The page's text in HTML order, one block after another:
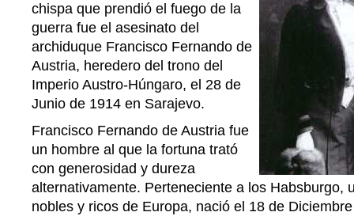
chispa que prendió el fuego de la
guerra fue el asesinato del
archiduque Francisco Fernando de
Austria, heredero del trono del
Imperio Austro-Húngaro, el 28 de
Junio de 1914 en Sarajevo.
Francisco Fernando de Austria fue
un hombre al que la fortuna trató
con generosidad y dureza
alternativamente. Perteneciente a los Habsburgo,
nobles y ricos de Europa, nació el 18 de